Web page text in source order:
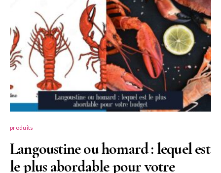
produits
Langoustine ou homard : lequel est
le plus abordable pour votre